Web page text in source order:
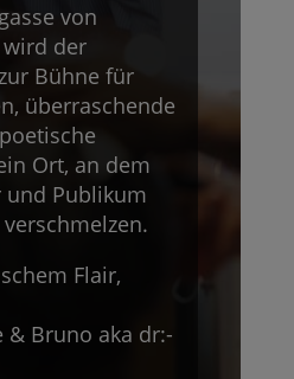
von
der
Bühne für
überraschende
Ort, an dem
und Publikum
Flair,
& Bruno aka dr:-